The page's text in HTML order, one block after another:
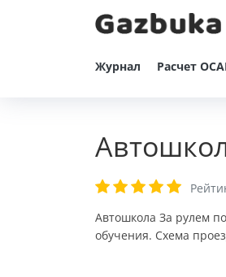
Журнал Расчет
Автошкола За рулем
обучения. Схема